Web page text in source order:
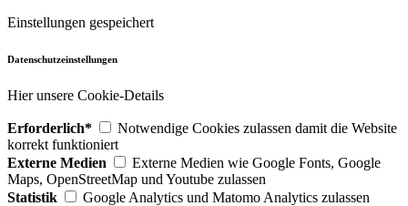
Einstellungen gespeichert
Datenschutzeinstellungen
Hier unsere Cookie-Details
Erforderlich*
Notwendige Cookies zulassen damit die Website
korrekt funktioniert
Externe Medien
Externe Medien wie Google Fonts, Google
Maps, OpenStreetMap und Youtube zulassen
Statistik
Google Analytics und Matomo Analytics zulassen